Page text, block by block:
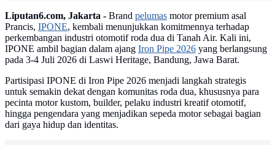
Liputan6.com, Jakarta - Brand pelumas motor premium asal
Prancis, IPONE, kembali menunjukkan komitmennya terhadap
perkembangan industri otomotif roda dua di Tanah Air. Kali ini,
IPONE ambil bagian dalam ajang Iron Pipe 2026 yang berlangsung
pada 3-4 Juli 2026 di Laswi Heritage, Bandung, Jawa Barat.
Partisipasi IPONE di Iron Pipe 2026 menjadi langkah strategis
untuk semakin dekat dengan komunitas roda dua, khususnya para
pecinta motor kustom, builder, pelaku industri kreatif otomotif,
hingga pengendara yang menjadikan sepeda motor sebagai bagian
dari gaya hidup dan identitas.